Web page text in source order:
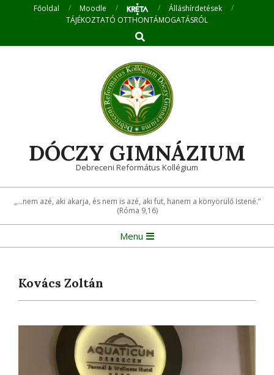
Főoldal Moodle
Álláshírdetések
TÁJÉKOZTATÓ OTTHONTÁMOGATÁSRÓL
Search
DÓCZY GIMNÁZIUM
Debreceni Református Kollégium
„...nem azé, aki akarja, és nem is azé, aki fut, hanem a könyörülő Istené.”
(Róma 9,16)
Navigation
Menu
Kovács Zoltán